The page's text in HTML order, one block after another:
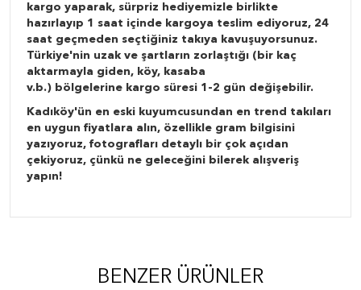
kargo yaparak, sürpriz hediyemizle birlikte
hazırlayıp 1 saat içinde kargoya teslim ediyoruz, 24
saat geçmeden seçtiğiniz takıya kavuşuyorsunuz.
Türkiye'nin uzak ve şartların zorlaştığı (bir kaç
aktarmayla giden, köy, kasaba
v.b.) bölgelerine kargo süresi 1-2 gün değişebilir.
Kadıköy'ün en eski kuyumcusundan en trend takıları
en uygun fiyatlara alın, özellikle gram bilgisini
yazıyoruz, fotografları detaylı bir çok açıdan
çekiyoruz, çünkü ne geleceğini bilerek alışveriş
yapın!
BENZER ÜRÜNLER